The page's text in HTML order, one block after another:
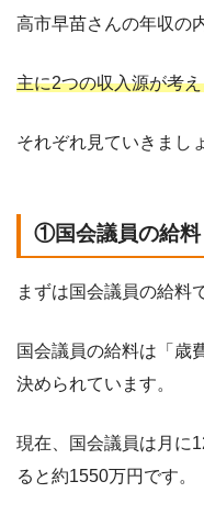
高市早苗さんの年収の
主に2つの収入源が考
それぞれ見ていきまし
①国会議員の給料
まずは国会議員の給料
国会議員の給料は「歳
決められています。
現在、国会議員は月に
ると約1550万円です。